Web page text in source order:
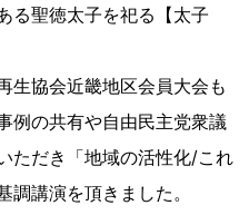
る聖徳太子を祀る【太子
生協会近畿地区会員大会も
例の共有や自由民主党衆議
ただき「地域の活性化/これ
講演を頂きました。